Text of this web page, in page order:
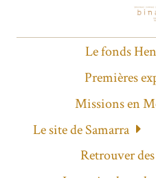
Le fonds
Premières
Missions en
Le site de Samarra
Retrouver